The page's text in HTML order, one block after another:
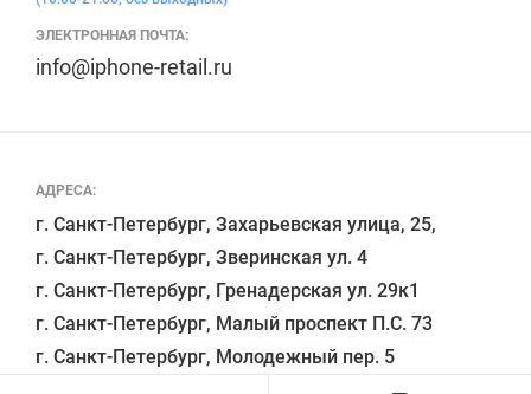
АДРЕСА:
г. Санкт-Петербург, Захарьевская улица, 25,
г. Санкт-Петербург, Зверинская ул. 4
г. Санкт-Петербург, Гренадерская ул. 29к1
г. Санкт-Петербург, Малый проспект П.С. 73
ЭЛЕКТРОННАЯ ПОЧТА:
info@iphone-retail.ru